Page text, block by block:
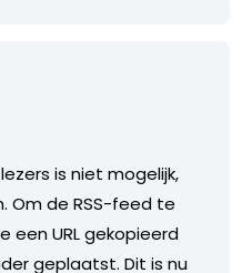
is niet mogelijk,
Om de RSS-feed te
een URL gekopieerd
geplaatst. Dit is nu